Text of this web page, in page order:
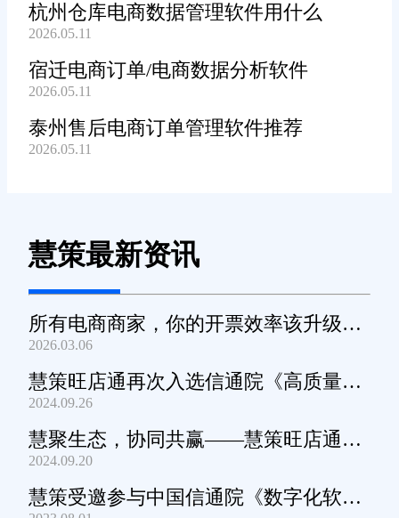
杭州仓库电商数据管理软件用什么
2026.05.11
宿迁电商订单/电商数据分析软件
2026.05.11
泰州售后电商订单管理软件推荐
2026.05.11
慧策最新资讯
所有电商商家，你的开票效率该升级
了！
2026.03.06
慧策旺店通再次入选信通院《高质量数
字化转型产品及服务全景图》
2024.09.26
慧聚生态，协同共赢——慧策旺店通生
态交流会深圳站圆满举办
2024.09.20
慧策受邀参与中国信通院《数字化软件